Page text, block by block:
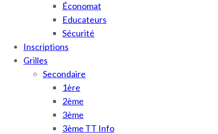
Économat
Educateurs
Sécurité
Inscriptions
Grilles
Secondaire
1ère
2ème
3ème
3ème TT Info